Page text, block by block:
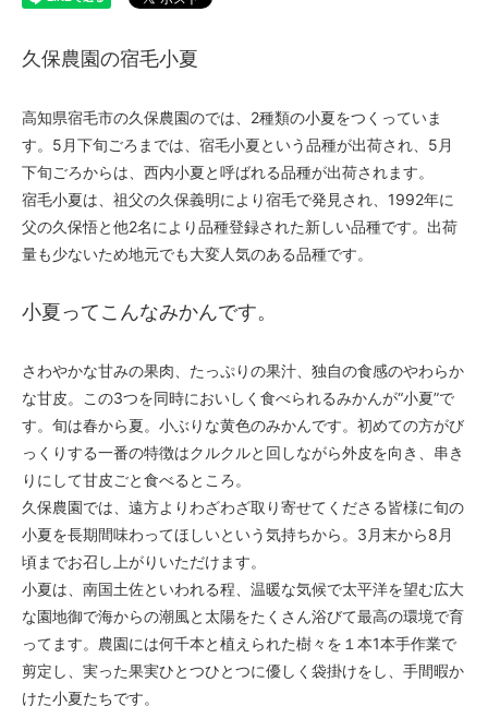
久保農園の宿毛小夏
高知県宿毛市の久保農園のでは、2種類の小夏をつくっていま
す。5月下旬ごろまでは、宿毛小夏という品種が出荷され、5月
下旬ごろからは、西内小夏と呼ばれる品種が出荷されます。
宿毛小夏は、祖父の久保義明により宿毛で発見され、1992年に
父の久保悟と他2名により品種登録された新しい品種です。出荷
量も少ないため地元でも大変人気のある品種です。
小夏ってこんなみかんです。
さわやかな甘みの果肉、たっぷりの果汁、独自の食感のやわらか
な甘皮。この3つを同時においしく食べられるみかんが“小夏”で
す。旬は春から夏。小ぶりな黄色のみかんです。初めての方がび
っくりする一番の特徴はクルクルと回しながら外皮を向き、串き
りにして甘皮ごと食べるところ。
久保農園では、遠方よりわざわざ取り寄せてくださる皆様に旬の
小夏を長期間味わってほしいという気持ちから。3月末から8月
頃までお召し上がりいただけます。
小夏は、南国土佐といわれる程、温暖な気候で太平洋を望む広大
な園地御で海からの潮風と太陽をたくさん浴びて最高の環境で育
ってます。農園には何千本と植えられた樹々を１本1本手作業で
剪定し、実った果実ひとつひとつに優しく袋掛けをし、手間暇か
けた小夏たちです。